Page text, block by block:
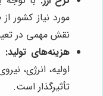
مورد نیاز کشور
نقش مهمی در
هزینه‌های تولید:
اولیه، انرژی،
تأثیرگذار است.